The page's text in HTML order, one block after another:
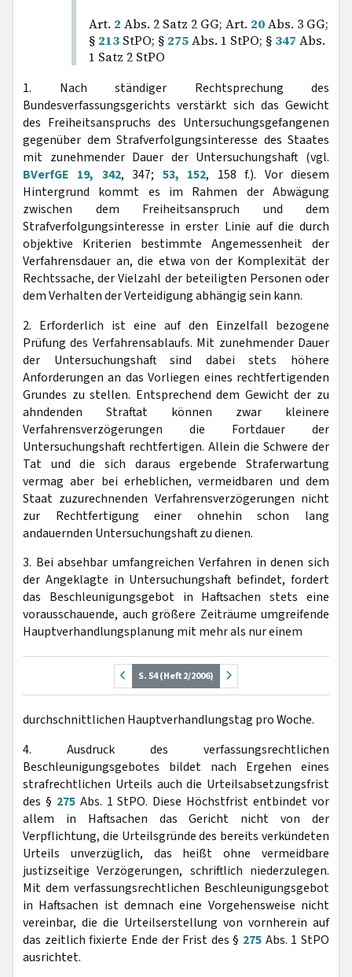
Art. 2 Abs. 2 Satz 2 GG; Art. 20Abs. 3 GG;
§ 213 StPO; § 275Abs. 1 StPO; § 347 Abs.
1 Satz 2 StPO
1. Nach ständiger Rechtsprechung des
Bundesverfassungsgerichts verstärkt sich das Gewicht
des Freiheitsanspruchs des Untersuchungsgefangenen
gegenüber dem Strafverfolgungsinteresse des Staates
mit zunehmender Dauer der Untersuchungshaft (vgl.
BVerfGE 19, 342, 347; 53, 152, 158 f.). Vor diesem
Hintergrund kommt es im Rahmen der Abwägung
zwischen dem Freiheitsanspruch und dem
Strafverfolgungsinteresse in erster Linie auf die durch
objektive Kriterien bestimmte Angemessenheit der
Verfahrensdauer an, die etwa von der Komplexität der
Rechtssache, der Vielzahl der beteiligten Personen oder
dem Verhalten der Verteidigung abhängig sein kann.
2. Erforderlich ist eine auf den Einzelfall bezogene
Prüfung des Verfahrensablaufs. Mit zunehmender Dauer
der Untersuchungshaft sind dabei stets höhere
Anforderungen an das Vorliegen eines rechtfertigenden
Grundes zu stellen. Entsprechend dem Gewicht der zu
ahndenden Straftat können zwar kleinere
Verfahrensverzögerungen die Fortdauer der
Untersuchungshaft rechtfertigen. Allein die Schwere der
Tat und die sich daraus ergebende Straferwartung
vermag aber bei erheblichen, vermeidbaren und dem
Staat zuzurechnenden Verfahrensverzögerungen nicht
zur Rechtfertigung einer ohnehin schon lang
andauernden Untersuchungshaft zu dienen.
3. Bei absehbar umfangreichen Verfahren in denen sich
der Angeklagte in Untersuchungshaft befindet, fordert
das Beschleunigungsgebot in Haftsachen stets eine
vorausschauende, auch größere Zeiträume umgreifende
Hauptverhandlungsplanung mit mehr als nur einem
S. 54 (Heft 2/2006)
durchschnittlichen Hauptverhandlungstag pro Woche.
4. Ausdruck des verfassungsrechtlichen
Beschleunigungsgebotes bildet nach Ergehen eines
strafrechtlichen Urteils auch die Urteilsabsetzungsfrist
des § 275Abs. 1 StPO. Diese Höchstfrist entbindet vor
allem in Haftsachen das Gericht nicht von der
Verpflichtung, die Urteilsgründe des bereits verkündeten
Urteils unverzüglich, das heißt ohne vermeidbare
justizseitige Verzögerungen, schriftlich niederzulegen.
Mit dem verfassungsrechtlichen Beschleunigungsgebot
in Haftsachen ist demnach eine Vorgehensweise nicht
vereinbar, die die Urteilserstellung von vornherein auf
das zeitlich fixierte Ende der Frist des § 275 Abs. 1 StPO
ausrichtet.